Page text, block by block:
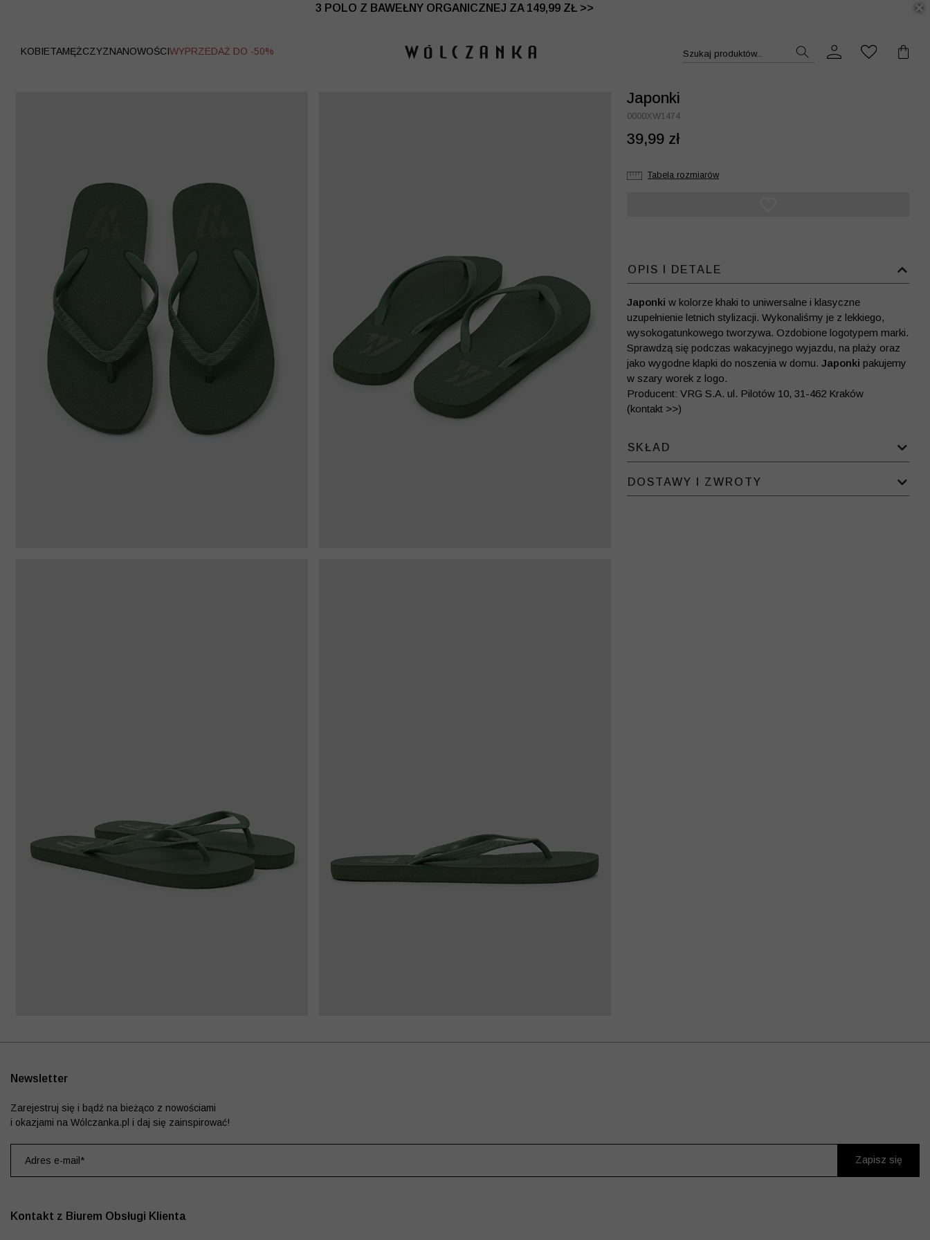
3 POLO Z BAWEŁNY ORGANICZNEJ ZA 149,99 ZŁ >>
WYPRZEDAŻ DO -50% | DODATKOWE -30% NA DRUGI I TRZECI PRODUKT >>
KOBIETAMĘŻCZYZNANOWOŚCIWYPRZEDAŻ DO -50% Szukaj produktów...
Japonki
0000XW1474
39,99 zł
Tabela rozmiarów
OPIS I DETALE
Japonki w kolorze khaki to uniwersalne i klasyczne
uzupełnienie letnich stylizacji. Wykonaliśmy je z lekkiego,
wysokogatunkowego tworzywa. Ozdobione logotypem marki.
Sprawdzą się podczas wakacyjnego wyjazdu, na plaży oraz
jako wygodne klapki do noszenia w domu. Japonki pakujemy
w szary worek z logo.
Producent: VRG S.A. ul. Pilotów 10, 31-462 Kraków
(kontakt >>)
SKŁAD
DOSTAWY I ZWROTY
Kontakt z Biurem Obsługi Klienta
Newsletter
Zarejestruj się i bądź na bieżąco z nowościami
i okazjami na Wólczanka.pl i daj się zainspirować!